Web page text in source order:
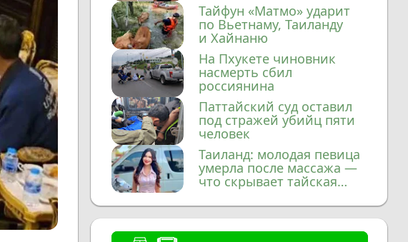
Тайфун «Матмо» ударит
по Вьетнаму, Таиланду
и Хайнаню
На Пхукете чиновник
насмерть сбил
россиянина
Паттайский суд оставил
под стражей убийц пяти
человек
Таиланд: молодая певица
умерла после массажа —
что скрывает тайская
медицина?